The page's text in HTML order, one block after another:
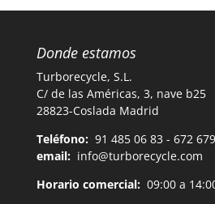
Donde estamos
Turborecycle, S.L.
C/ de las Américas, 3, nave b25
28823-Coslada Madrid
Teléfono: 91 485 06 83 - 672
email: info@turborecycle.com
Horario comercial:09:00 a